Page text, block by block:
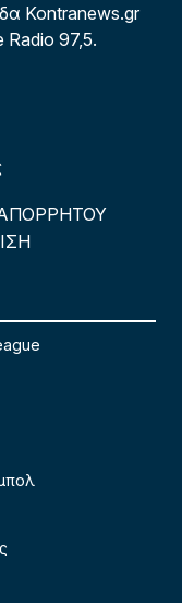
Kontranews.gr
Radio 97,5.